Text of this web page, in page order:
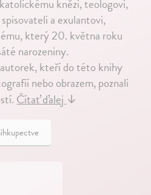
knězi, teologovi,
a exulantovi,
který 20. května roku
narozeniny.
autorek, kteří do této knihy
nebo obrazem, poznali
Čítať ďalej ↓